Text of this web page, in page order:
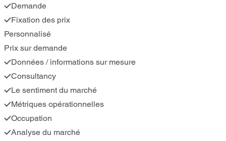
Demande
Fixation des prix
Personnalisé
Prix sur demande
Données / informations sur mesure
Consultancy
Le sentiment du marché
Métriques opérationnelles
Occupation
Analyse du marché